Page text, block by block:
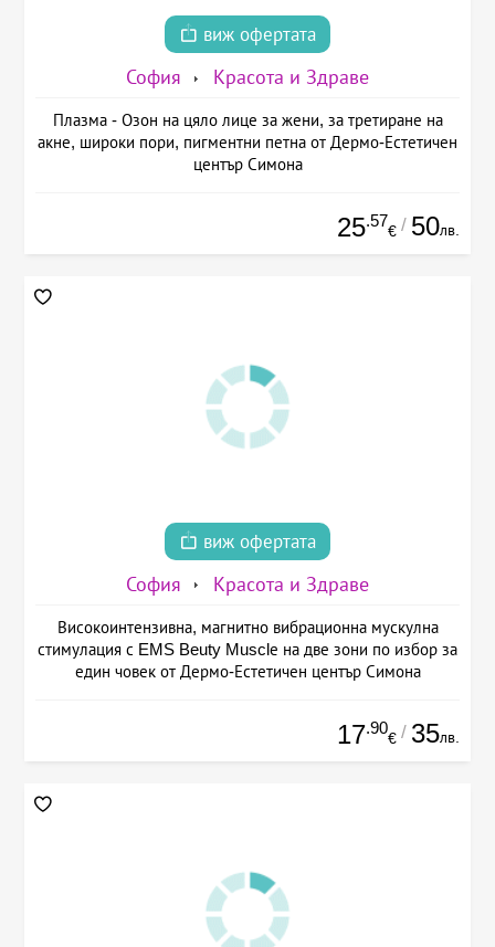
виж офертата
София Красота и Здраве
Плазма - Озон на цяло лице за жени, за третиране на
акне, широки пори, пигментни петна от Дермо-Естетичен
център Симона
25.57
€ / 50лв.
виж офертата
София Красота и Здраве
Високоинтензивна, магнитно вибрационна мускулна
стимулация с EMS Beuty Musclе на две зони по избор за
един човек от Дермо-Естетичен център Симона
17.90
€ / 35лв.